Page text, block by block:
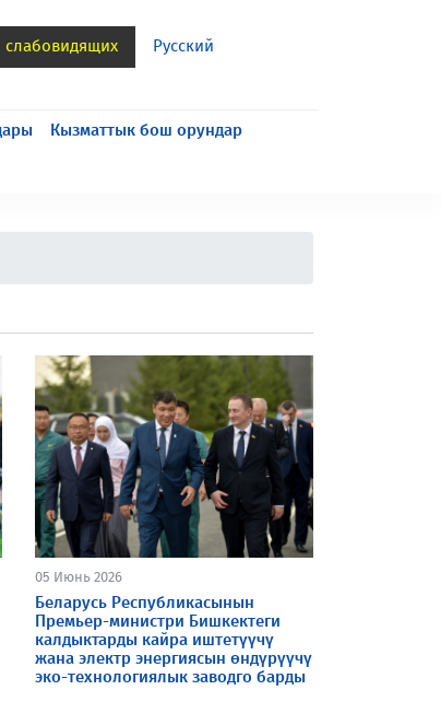
слабовидящих Русский
Кызматтык бош орундар
05 Июнь 2026
Беларусь Республикасынын
Премьер-министри Бишкектеги
калдыктарды кайра иштетүүчү
жана электр энергиясын өндүрүүчү
эко-технологиялык заводго барды